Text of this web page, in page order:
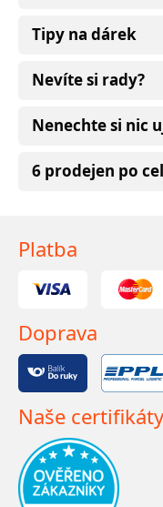
Tipy na dárek
Nevíte si rady?
Nenechte si nic
6 prodejen po
Platba
Doprava
Naše certifikáty